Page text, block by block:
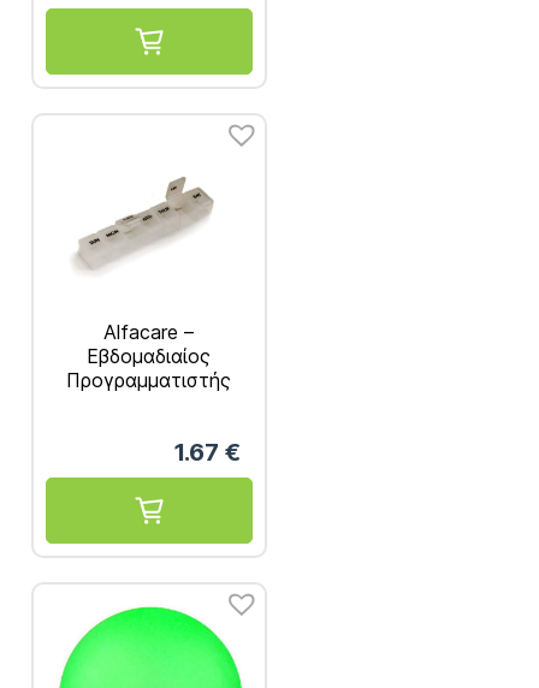
Alfacare –
Εβδομαδιαίος
Προγραμματιστής
1.67 €